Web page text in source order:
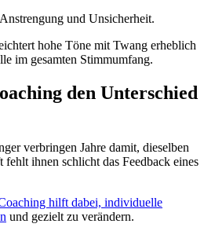
und Unsicherheit.
hohe Töne mit Twang erheblich
im gesamten Stimmumfang.
den Unterschied
verbringen Jahre damit, dieselben
ihnen schlicht das Feedback eines
hilft dabei, individuelle
und gezielt zu verändern.